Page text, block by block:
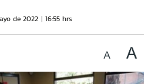
de 2022 16:55 hrs